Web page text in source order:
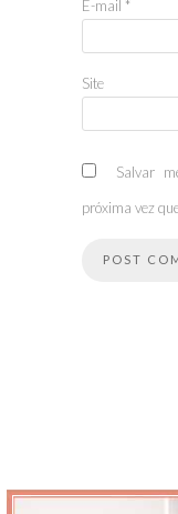
E-mail *
Site
Salvar
próxima vez